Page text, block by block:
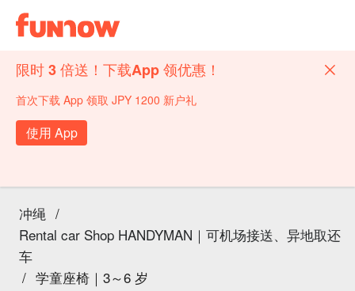
限时 3 倍送！下载App 领优惠！
首次下载 App 领取 JPY 1200 新户礼
使用 App
冲绳 /
Rental car Shop HANDYMAN｜可机场接送、异地取还
车
/ 学童座椅｜3～6 岁